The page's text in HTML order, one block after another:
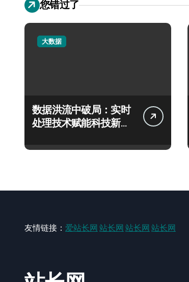
您错过了
大数据
数据洪流中破局：实时
处理技术赋能科技新飞
友情链接： 爱站长网 站长网 站长网 站长网